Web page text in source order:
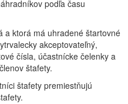
podľa času
a ktorá má uhradené štartovné
akceptovateľný,
čísla, účastnícke čelenky a
štafety.
štafety premiestňujú